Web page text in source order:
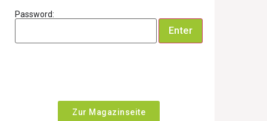
Password:
Zur Magazinseite